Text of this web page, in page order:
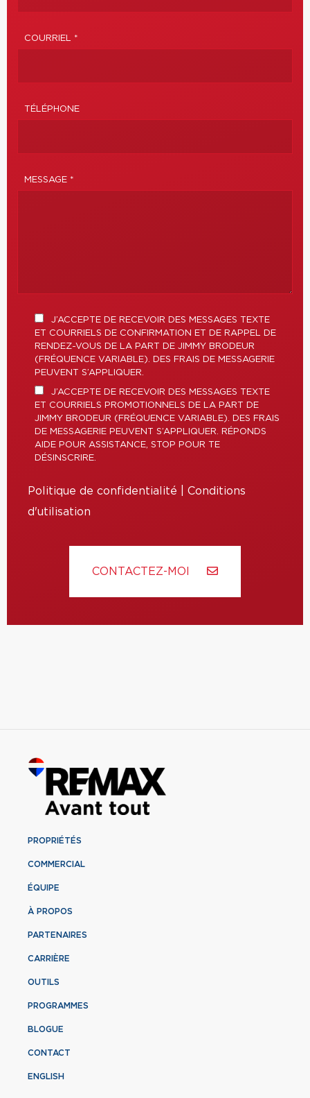
COURRIEL *
TÉLÉPHONE
MESSAGE *
J’ACCEPTE DE RECEVOIR DES MESSAGES TEXTE
ET COURRIELS DE CONFIRMATION ET DE RAPPEL DE
RENDEZ-VOUS DE LA PART DE JIMMY BRODEUR
(FRÉQUENCE VARIABLE). DES FRAIS DE MESSAGERIE
PEUVENT S’APPLIQUER.
J’ACCEPTE DE RECEVOIR DES MESSAGES TEXTE
ET COURRIELS PROMOTIONNELS DE LA PART DE
JIMMY BRODEUR (FRÉQUENCE VARIABLE). DES FRAIS
DE MESSAGERIE PEUVENT S’APPLIQUER. RÉPONDS
AIDE POUR ASSISTANCE, STOP POUR TE
DÉSINSCRIRE.
Politique de confidentialité
Conditions
d'utilisation
CONTACTEZ-MOI
PROPRIÉTÉS
COMMERCIAL
ÉQUIPE
À PROPOS
PARTENAIRES
CARRIÈRE
OUTILS
PROGRAMMES
BLOGUE
CONTACT
ENGLISH